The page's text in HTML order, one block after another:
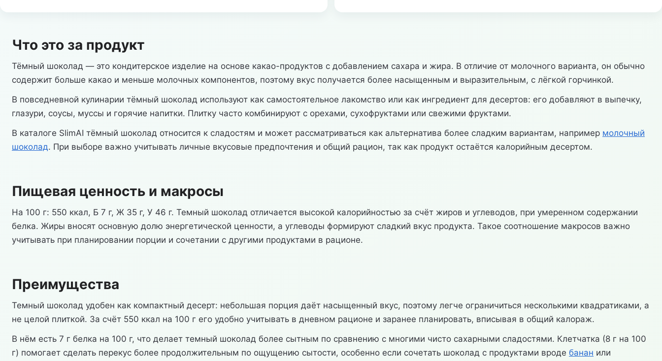
Что это за продукт
Тёмный шоколад — это кондитерское изделие на основе какао-продуктов с добавлением сахара и жира. В отличие от молочного варианта, он обычно
содержит больше какао и меньше молочных компонентов, поэтому вкус получается более насыщенным и выразительным, с лёгкой горчинкой.
В повседневной кулинарии тёмный шоколад используют как самостоятельное лакомство или как ингредиент для десертов: его добавляют в выпечку,
глазури, соусы, муссы и горячие напитки. Плитку часто комбинируют с орехами, сухофруктами или свежими фруктами.
В каталоге SlimAI тёмный шоколад относится к сладостям и может рассматриваться как альтернатива более сладким вариантам, например молочный
шоколад. При выборе важно учитывать личные вкусовые предпочтения и общий рацион, так как продукт остаётся калорийным десертом.
Пищевая ценность и макросы
На 100 г: 550 ккал, Б 7 г, Ж 35 г, У 46 г. Темный шоколад отличается высокой калорийностью за счёт жиров и углеводов, при умеренном содержании
белка. Жиры вносят основную долю энергетической ценности, а углеводы формируют сладкий вкус продукта. Такое соотношение макросов важно
учитывать при планировании порции и сочетании с другими продуктами в рационе.
Преимущества
Темный шоколад удобен как компактный десерт: небольшая порция даёт насыщенный вкус, поэтому легче ограничиться несколькими квадратиками, а
не целой плиткой. За счёт 550 ккал на 100 г его удобно учитывать в дневном рационе и заранее планировать, вписывая в общий калораж.
В нём есть 7 г белка на 100 г, что делает темный шоколад более сытным по сравнению с многими чисто сахарными сладостями. Клетчатка (8 г на 100
г) помогает сделать перекус более продолжительным по ощущению сытости, особенно если сочетать шоколад с продуктами вроде банан или